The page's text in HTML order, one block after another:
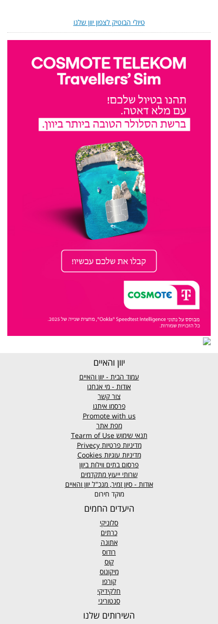
טיולי הבוטיק לצפון יוון שלנו
יוון והאיים
עמוד הבית - יוון והאיים
אודות - מי אנחנו
צור קשר
פרסמו איתנו
Promote with us
מפת אתר
תנאי שימוש
מדיניות פרטיות Privecy
מדיניות עוגיות Cookies
פרסום בתים ווילות ביוון
שרותי ייעוץ מתקדמים
אודות - סיון זמיר, מנכ"ל יוון והאיים
מוקד חירום
היעדים החמים
סלוניקי
כרתים
אתונה
רודוס
קוס
מיקונוס
קורפו
חלקידיקי
סנטוריני
השירותים שלנו